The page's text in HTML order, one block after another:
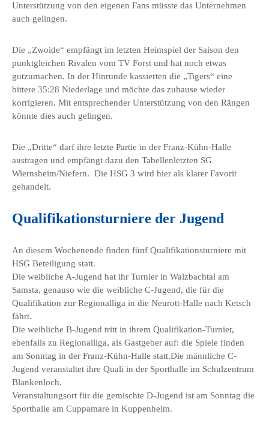
Unterstützung von den eigenen Fans müsste das Unternehmen
auch gelingen.
Die „Zwoide“ empfängt im letzten Heimspiel der Saison den
punktgleichen Rivalen vom TV Forst und hat noch etwas
gutzumachen. In der Hinrunde kassierten die „Tigers“ eine
bittere 35:28 Niederlage und möchte das zuhause wieder
korrigieren. Mit entsprechender Unterstützung von den Rängen
könnte dies auch gelingen.
Die „Dritte“ darf ihre letzte Partie in der Franz-Kühn-Halle
austragen und empfängt dazu den Tabellenletzten SG
Wiernsheim/Niefern. Die HSG 3 wird hier als klarer Favorit
gehandelt.
Qualifikationsturniere der Jugend
An diesem Wochenende finden fünf Qualifikationsturniere mit
HSG Beteiligung statt.
Die weibliche A-Jugend hat ihr Turnier in Walzbachtal am
Samsta, genauso wie die weibliche C-Jugend, die für die
Qualifikation zur Regionalliga in die Neurott-Halle nach Ketsch
fährt.
Die weibliche B-Jugend tritt in ihrem Qualifikation-Turnier,
ebenfalls zu Regionalliga, als Gastgeber auf: die Spiele finden
am Sonntag in der Franz-Kühn-Halle statt.Die männliche C-
Jugend veranstaltet ihre Quali in der Sporthalle im Schulzentrum
Blankenloch.
Veranstaltungsort für die gemischte D-Jugend ist am Sonntag die
Sporthalle am Cuppamare in Kuppenheim.